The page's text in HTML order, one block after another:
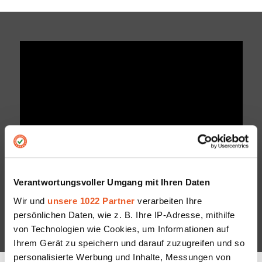
Verantwortungsvoller Umgang mit Ihren Daten
Wir und unsere 1022 Partner verarbeiten Ihre
persönlichen Daten, wie z. B. Ihre IP-Adresse, mithilfe
von Technologien wie Cookies, um Informationen auf
Ihrem Gerät zu speichern und darauf zuzugreifen und so
personalisierte Werbung und Inhalte, Messungen von
DER REVIEW-COLLECTOR